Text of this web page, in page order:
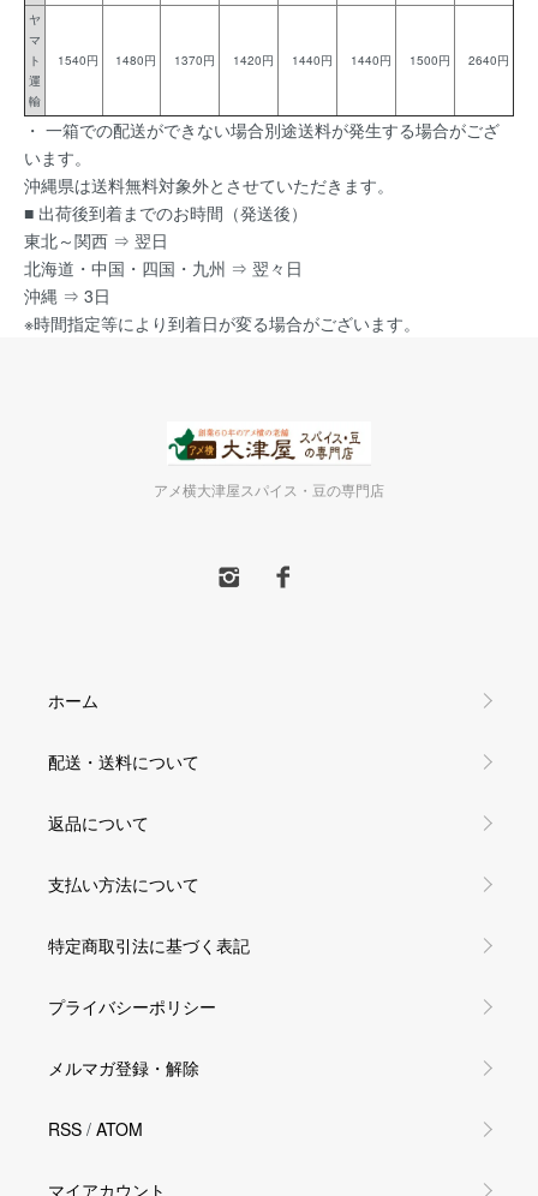
ヤ
マ
ト
運
輸
1540円 1480円 1370円 1420円 1440円 1440円 1500円 2640円
・ 一箱での配送ができない場合別途送料が発生する場合がござ
います。
沖縄県は送料無料対象外とさせていただきます。
■ 出荷後到着までのお時間（発送後）
東北～関西 ⇒ 翌日
北海道・中国・四国・九州 ⇒ 翌々日
沖縄 ⇒ 3日
※時間指定等により到着日が変る場合がございます。
アメ横大津屋スパイス・豆の専門店
ホーム
配送・送料について
返品について
支払い方法について
特定商取引法に基づく表記
プライバシーポリシー
メルマガ登録・解除
RSS / ATOM
マイアカウント